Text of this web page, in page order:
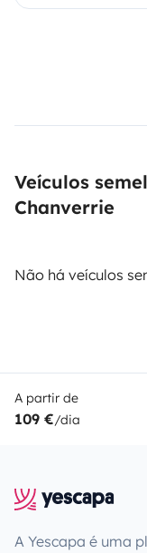
Veículos
Chanverrie
Não há veículos
A partir de
109 €/dia
A Yescapa é uma